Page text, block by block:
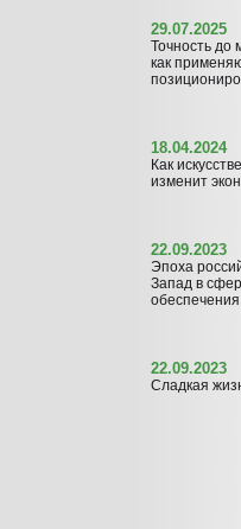
29.07.2025
Точность до
как
18.04.2024
Как
изменит
22.09.2023
Эпоха
Запад в
22.09.2023
Сладкая